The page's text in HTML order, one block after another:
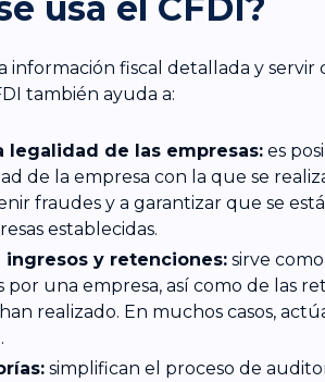
información fiscal detallada y servir
también ayuda a:
legalidad de las empresas:es
de la empresa con la que se
fraudes y a garantizar que se
establecidas.
ingresos y retenciones:sirve
por una empresa, así como de las
realizado. En muchos casos,
simplifican el proceso de